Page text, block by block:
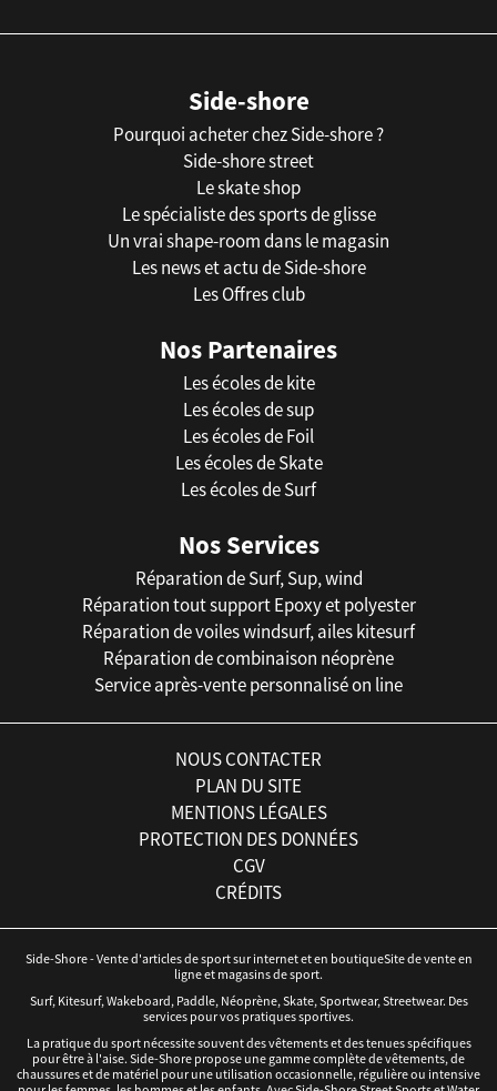
Side-shore
Pourquoi acheter chez Side-shore ?
Side-shore street
Le skate shop
Le spécialiste des sports de glisse
Un vrai shape-room dans le magasin
Les news et actu de Side-shore
Les Offres club
Nos Partenaires
Les écoles de kite
Les écoles de sup
Les écoles de Foil
Les écoles de Skate
Les écoles de Surf
Nos Services
Réparation de Surf, Sup, wind
Réparation tout support Epoxy et polyester
Réparation de voiles windsurf, ailes kitesurf
Réparation de combinaison néoprène
Service après-vente personnalisé on line
NOUS CONTACTER
PLAN DU SITE
MENTIONS LÉGALES
PROTECTION DES DONNÉES
CGV
CRÉDITS
Side-Shore - Vente d'articles de sport sur internet et en boutiqueSite de vente en
ligne et magasins de sport.
Surf, Kitesurf, Wakeboard, Paddle, Néoprène, Skate, Sportwear, Streetwear. Des
services pour vos pratiques sportives.
La pratique du sport nécessite souvent des vêtements et des tenues spécifiques
pour être à l'aise. Side-Shore propose une gamme complète de vêtements, de
chaussures et de matériel pour une utilisation occasionnelle, régulière ou intensive